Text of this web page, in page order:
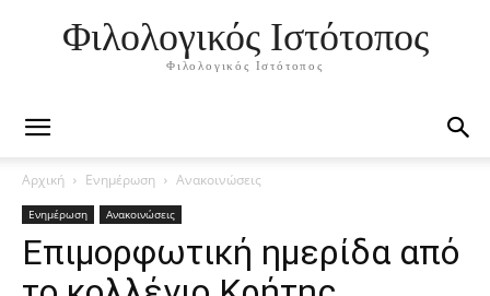
Φιλολογικός Ιστότοπος
Φιλολογικός Ιστότοπος
Αρχική Ενημέρωση Ανακοινώσεις
Ενημέρωση Ανακοινώσεις
Επιμορφωτική ημερίδα από